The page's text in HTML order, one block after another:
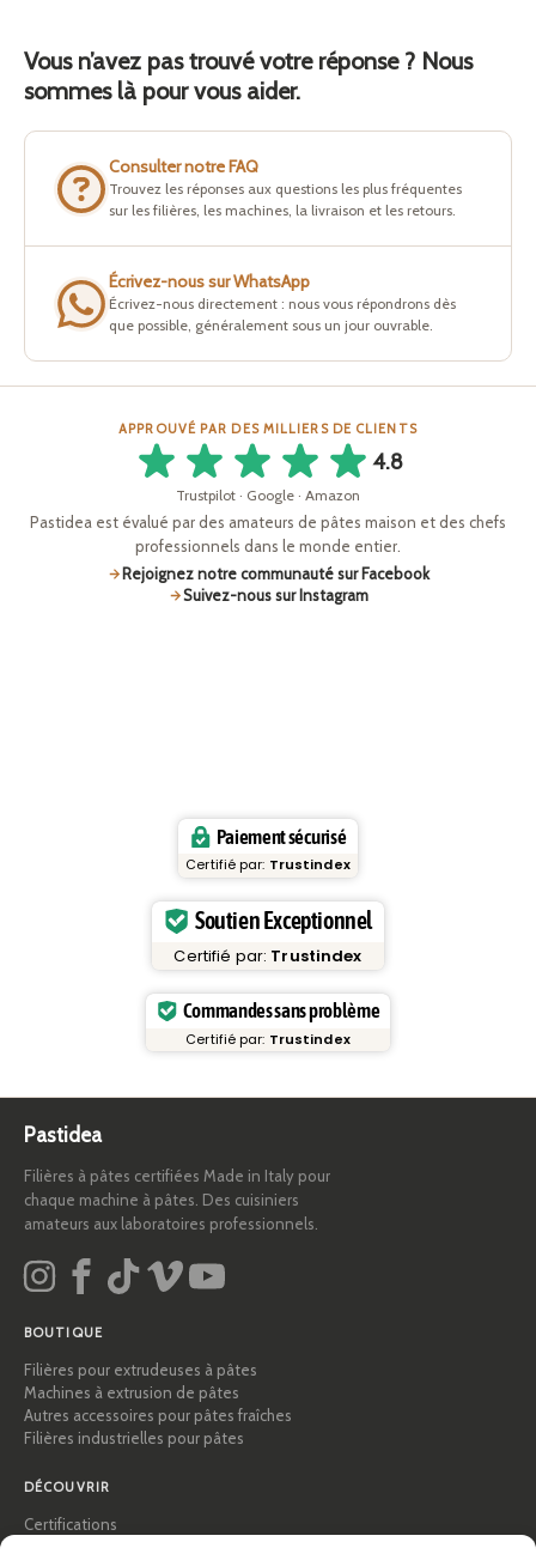
Vous n’avez pas trouvé votre réponse ? Nous
sommes là pour vous aider.
Consulter notre FAQ
Trouvez les réponses aux questions les plus fréquentes
sur les filières, les machines, la livraison et les retours.
Écrivez-nous sur WhatsApp
Écrivez-nous directement : nous vous répondrons dès
que possible, généralement sous un jour ouvrable.
APPROUVÉ PAR DES MILLIERS DE CLIENTS
4.8
Trustpilot · Google · Amazon
Pastidea est évalué par des amateurs de pâtes maison et des chefs
professionnels dans le monde entier.
Rejoignez notre communauté sur Facebook
Suivez-nous sur Instagram
Paiement sécurisé
Certifié par: Trustindex
Soutien Exceptionnel
Certifié par: Trustindex
Commandes sans problème
Certifié par: Trustindex
Pastidea
Filières à pâtes certifiées Made in Italy pour
chaque machine à pâtes. Des cuisiniers
amateurs aux laboratoires professionnels.
BOUTIQUE
Filières pour extrudeuses à pâtes
Machines à extrusion de pâtes
Autres accessoires pour pâtes fraîches
Filières industrielles pour pâtes
DÉCOUVRIR
Certifications